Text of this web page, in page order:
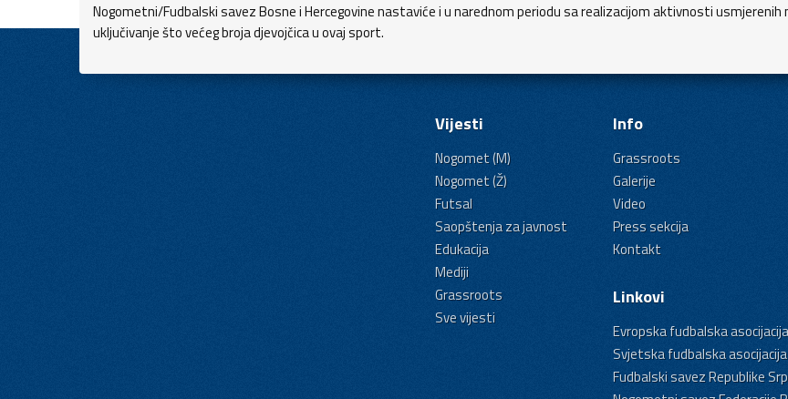
Nogometni/Fudbalski savez Bosne i Hercegovine nastaviće i u narednom periodu sa realizacijom aktivnosti
uključivanje što većeg broja djevojčica u ovaj sport.
Vijesti
Nogomet (M)
Nogomet (Ž)
Futsal
Saopštenja za javnost
Edukacija
Mediji
Grassroots
Sve vijesti
Info
Grassroots
Galerije
Video
Press sekcija
Kontakt
Linkovi
Evropska fudbalska
Svjetska fudbalska asocijacija
Fudbalski savez Republike